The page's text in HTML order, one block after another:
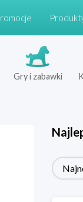
Gry i zabawki